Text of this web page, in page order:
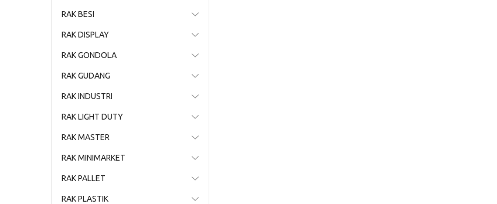
RAK BESI
RAK DISPLAY
RAK GONDOLA
RAK GUDANG
RAK INDUSTRI
RAK LIGHT DUTY
RAK MASTER
RAK MINIMARKET
RAK PALLET
RAK PLASTIK